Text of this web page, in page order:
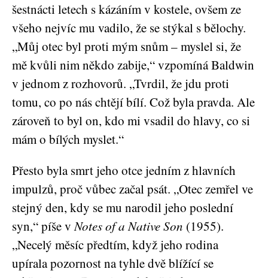
šestnácti letech s kázáním v kostele, ovšem ze
všeho nejvíc mu vadilo, že se stýkal s bělochy.
„Můj otec byl proti mým snům – myslel si, že
mě kvůli nim někdo zabije,“ vzpomíná Baldwin
v jednom z rozhovorů. „Tvrdil, že jdu proti
tomu, co po nás chtějí bílí. Což byla pravda. Ale
zároveň to byl on, kdo mi vsadil do hlavy, co si
mám o bílých myslet.“
Přesto byla smrt jeho otce jedním z hlavních
impulzů, proč vůbec začal psát. „Otec zemřel ve
stejný den, kdy se mu narodil jeho poslední
syn,“ píše vNotes of a Native Son (1955).
„Necelý měsíc předtím, když jeho rodina
upírala pozornost na tyhle dvě blížící se